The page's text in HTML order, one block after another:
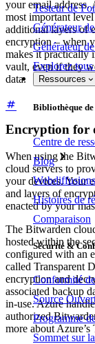
Testeur de
Générateur
Générateur
Explorez
Ressources
Bibliothèque de
Centre de
Blog
Webdiffusions
Histoires de
Comparaison
Sécurité &
Conformité
Source
Programme
Sommet sur
your email address.
most important
additional layers of
encryption – when
makes it practically
vault, even if they
data.
Encryption for
When using the
cloud servers to
your devices. Your
and layers of
enacted by your
The Bitwarden
hosted within the
configured with an
called Transparent
encryption and
associated backup
in-use. Azure
authorized
more about